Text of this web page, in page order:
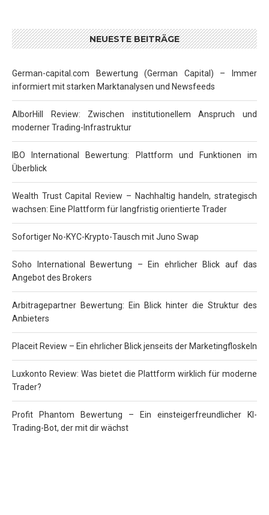
NEUESTE BEITRÄGE
German-capital.com Bewertung (German Capital) – Immer
informiert mit starken Marktanalysen und Newsfeeds
AlborHill Review: Zwischen institutionellem Anspruch und
moderner Trading-Infrastruktur
IBO International Bewertung: Plattform und Funktionen im
Überblick
Wealth Trust Capital Review – Nachhaltig handeln, strategisch
wachsen: Eine Plattform für langfristig orientierte Trader
Sofortiger No-KYC-Krypto-Tausch mit Juno Swap
Soho International Bewertung – Ein ehrlicher Blick auf das
Angebot des Brokers
Arbitragepartner Bewertung: Ein Blick hinter die Struktur des
Anbieters
Placeit Review – Ein ehrlicher Blick jenseits der Marketingfloskeln
Luxkonto Review: Was bietet die Plattform wirklich für moderne
Trader?
Profit Phantom Bewertung – Ein einsteigerfreundlicher KI-
Trading-Bot, der mit dir wächst